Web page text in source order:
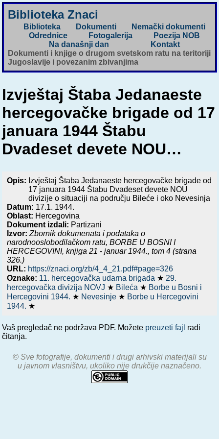
Biblioteka Znaci
Biblioteka Dokumenti
Nemački dokumenti
Odrednice
Fotogalerija
Poezija NOB
Na današnji dan
Kontakt
Dokumenti i knjige o drugom svetskom ratu na teritoriji
Jugoslavije i povezanim zbivanjima
Izvještaj Štaba Jedanaeste
hercegovačke brigade od 17
januara 1944 Štabu
Dvadeset devete NOU…
Opis: Izvještaj Štaba Jedanaeste hercegovačke brigade od
17 januara 1944 Štabu Dvadeset devete NOU
divizije o situaciji na području Bileće i oko Nevesinja
Datum: 17.1. 1944.
Oblast: Hercegovina
Dokument izdali: Partizani
Izvor: Zbornik dokumenata i podataka o
narodnooslobodilačkom ratu,BORBE U BOSNI I
HERCEGOVINI, knjiga 21 - januar 1944., tom 4 (strana
326.)
URL: https://znaci.org/zb/4_4_21.pdf#page=326
Oznake: 11. hercegovačka udarna brigada ★ 29.
hercegovačka divizija NOVJ ★ Bileća ★ Borbe u Bosni i
Hercegovini 1944. ★ Nevesinje ★ Borbe u Hercegovini
1944. ★
Vaš pregledač ne podržava PDF. Možete preuzeti fajl radi
čitanja.
© Sve fotografije, dokumenti i drugi arhivski materijali su
u javnom vlasništvu, ukoliko nije drukčije naznačeno.